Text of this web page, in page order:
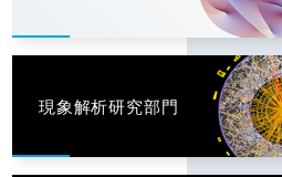
現象解析研究部門